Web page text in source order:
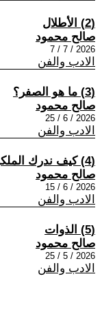
(2) الأطلال
صالح محمود
2026 / 7 / 7
الادب والفن
(3) ما هو الصفر؟
صالح محمود
2026 / 6 / 25
الادب والفن
(4) كيف ندرك الملكوت
صالح محمود
2026 / 6 / 15
الادب والفن
(5) الذوات
صالح محمود
2026 / 5 / 25
الادب والفن